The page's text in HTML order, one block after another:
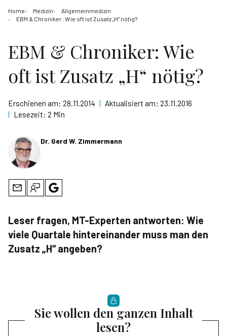
Home Medizin
Allgemeinmedizin
EBM & Chroniker: Wie oft ist Zusatz „H“ nötig?
EBM & Chroniker: Wie
oft ist Zusatz „H“ nötig?
Erschienen am: 28.11.2014 | Aktualisiert am: 23.11.2016
| Lesezeit: 2 Min
Dr. Gerd W. Zimmermann
Leser fragen, MT-Experten antworten: Wie
viele Quartale hintereinander muss man den
Zusatz „H“ angeben?
Sie wollen den ganzen Inhalt
lesen?